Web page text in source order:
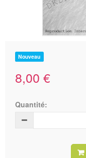
Nouveau
8,00 €
Quantité: